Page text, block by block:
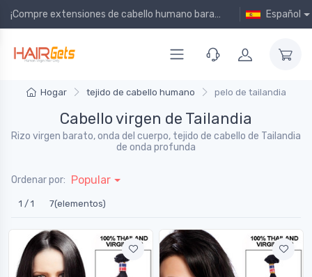
¡Compre extensiones de cabello humano baratas en línea! Español
Hogar tejido de cabello humano pelo de tailandia
Cabello virgen de Tailandia
Rizo virgen barato, onda del cuerpo, tejido de cabello de Tailandia
de onda profunda
Ordenar por: Popular
1 / 1 7(elementos)